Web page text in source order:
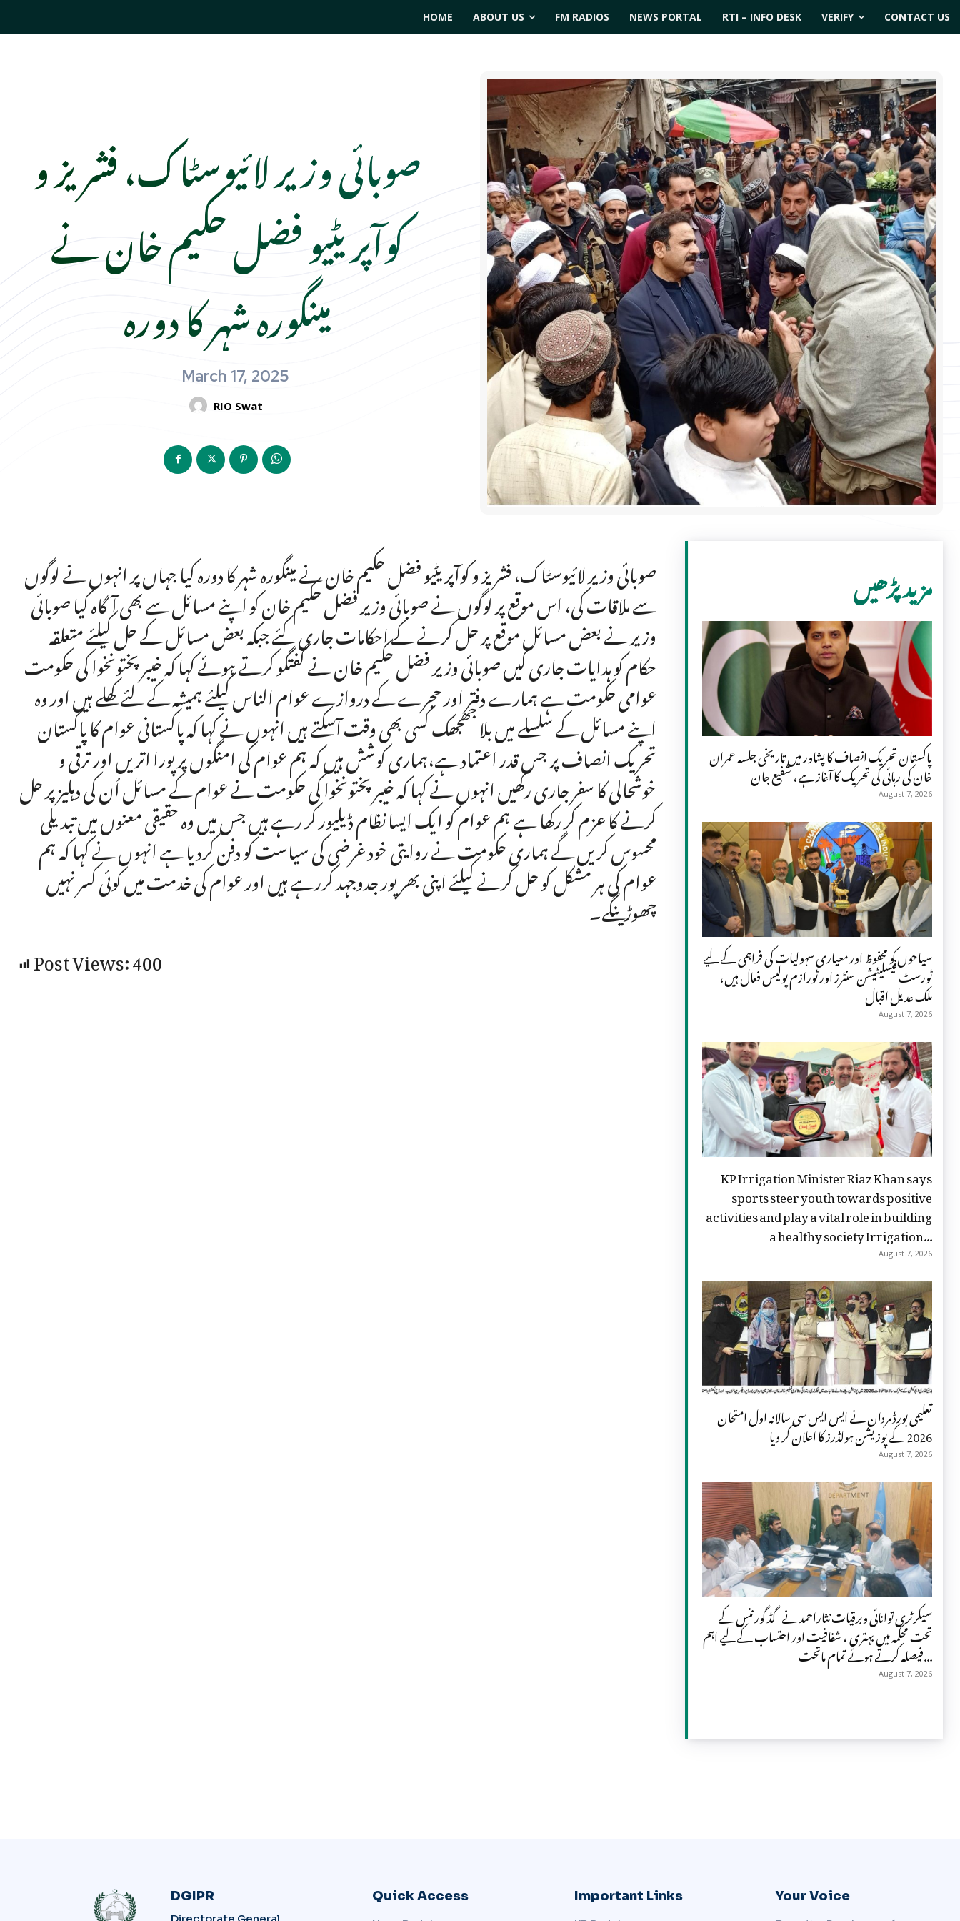
HOME ABOUT US FM RADIOS NEWS PORTAL RTI – INFO DESK VERIFY CONTACT US
صوبائی وزیر لائیوسٹاک، فشریز و
کوآپریٹیو فضل حکیم خان نے
مینگورہ شہر کا دورہ
March 17, 2025
RIO Swat
صوبائی وزیر لائیوسٹاک، فشریز و کوآپریٹیو فضل حکیم خان نے مینگورہ شہر کا دورہ کیا جہاں پر انہوں نے لوگوں
سے ملاقات کی، اس موقع پر لوگوں نے صوبائی وزیر فضل حکیم خان کو اپنے مسائل سے بھی آگاہ کیا صوبائی
وزیر نے بعض مسائل موقع پر حل کرنے کے احکامات جاری کئے جبکہ بعض مسائل کے حل کیلئے متعلقہ
حکام کو ہدایات جاری کیں صوبائی وزیر فضل حکیم خان نے گفتگو کرتے ہوئے کہا کہ خیبرپختونخوا کی حکومت
عوامی حکومت ہے ہمارے دفتر اور حجرے کے دروازے عوام الناس کیلئے ہمیشہ کے لئے کھلے ہیں اور وہ
اپنے مسائل کے سلسلے میں بلا جھجھک کسی بھی وقت آسکتے ہیں انہوں نے کہا کہ پاکستانی عوام کا پاکستان
تحریک انصاف پر جس قدر اعتماد ہے،ہماری کوشش ہیں کہ ہم عوام کی امنگوں پر پورا اتریں اور ترقی و
خوشحالی کا سفر جاری رکھیں انہوں نے کہا کہ خیبر پختونخوا کی حکومت نے عوام کے مسائل اُن کی دہلیز پر حل
کرنے کا عزم کر رکھا ہے ہم عوام کو ایک ایسا نظام ڈیلیور کر رہے ہیں جس میں وہ حقیقی معنوں میں تبدیلی
محسوس کریں گے ہماری حکومت نے روایتی خود غرضی کی سیاست کو دفن کردیا ہے انہوں نے کہا کہ ہم
عوام کی ہر مشکل کو حل کرنے کیلئے اپنی بھرپور جدوجہد کررہے ہیں اور عوام کی خدمت میں کوئی کسر نہیں
چھوڑینگے۔
Post Views:400
مزید پڑھیں
پاکستان تحریک انصاف کا پشاور میں تاریخی جلسہ عمران
خان کی رہائی کی تحریک کا آغاز ہے، شفیع جان
August 7, 2026
سیاحوں کو محفوظ اور معیاری سہولیات کی فراہمی کے لیے
ٹورسٹ فیسلیٹیشن سنٹرز اور ٹورازم پولیس فعال ہیں،
ملک عدیل اقبال
August 7, 2026
KP Irrigation Minister Riaz Khan says
sports steer youth towards positive
activities and play a vital role in building
a healthy society Irrigation...
August 7, 2026
تعلیمی بورڈ مردان نے ایس ایس سی سالانہ اول امتحان
2026 کے پوزیشن ہولڈرز کا اعلان کر دیا
August 7, 2026
سیکرٹری توانائی وبرقیات نثاراحمد نے گڈ گورننس کے
تحت محکمہ میں بہتری ، شفافیت اور احتساب کے لیے اہم
فیصلہ کرتے ہوئے تمام ماتحت...
August 7, 2026
DGIPR Quick Access Important Links Your Voice